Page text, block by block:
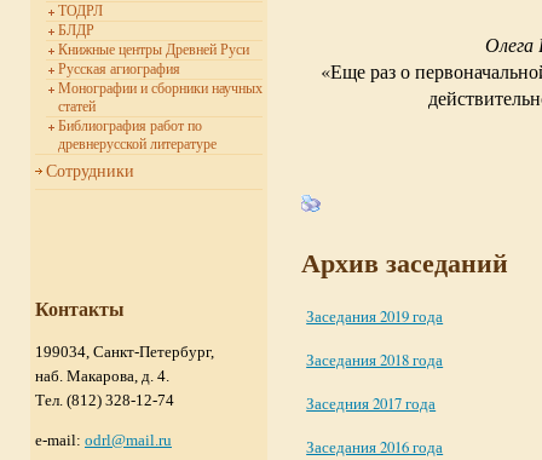
ТОДРЛ
БЛДР
Книжные центры Древней Руси
Русская агиография
Монографии и сборники научных
статей
Библиография работ по
древнерусской литературе
Сотрудники
Контакты
199034, Санкт-Петербург,
наб. Макарова, д. 4.
Тел. (812) 328-12-74
e-mail: odrl@mail.ru
Олега
«Еще раз о
Архив заседаний
Заседания 2019 года
Заседания 2018 года
Заседния 2017 года
Заседания 2016 года